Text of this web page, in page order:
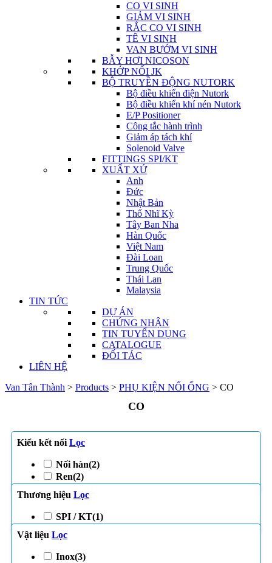
CO VI SINH
GIẢM VI SINH
RẮC CO VI SINH
TÊ VI SINH
VAN BƯỚM VI SINH
BẪY HƠI NICOSON
KHỚP NỐI JK
BỘ TRUYỀN ĐỘNG NUTORK
Bộ điều khiển điện Nutork
Bộ điều khiển khí nén Nutork
E/P Positioner
Công tắc hành trình
Giảm áp tách khí
Solenoid Valve
FITTINGS SPI/KT
XUẤT XỨ
Anh
Đức
Nhật Bản
Thổ Nhĩ Kỳ
Tây Ban Nha
Hàn Quốc
Việt Nam
Đài Loan
Trung Quốc
Thái Lan
Malaysia
TIN TỨC
DỰ ÁN
CHỨNG NHẬN
TIN TUYỂN DỤNG
CATALOGUE
ĐỐI TÁC
LIÊN HỆ
Van Tân Thành > Products > PHỤ KIỆN NỐI ỐNG > CO
CO
Kiểu kết nối Lọc
Nối hàn(2)
Ren(2)
Thương hiệu Lọc
SPI / KT(1)
Vật liệu Lọc
Inox(3)